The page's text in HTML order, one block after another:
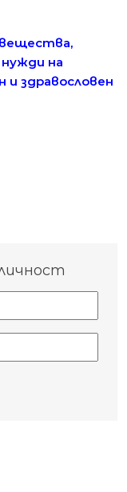
на
и здравословен